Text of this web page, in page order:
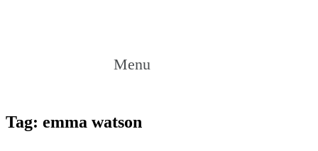
Menu
Tag: emma watson